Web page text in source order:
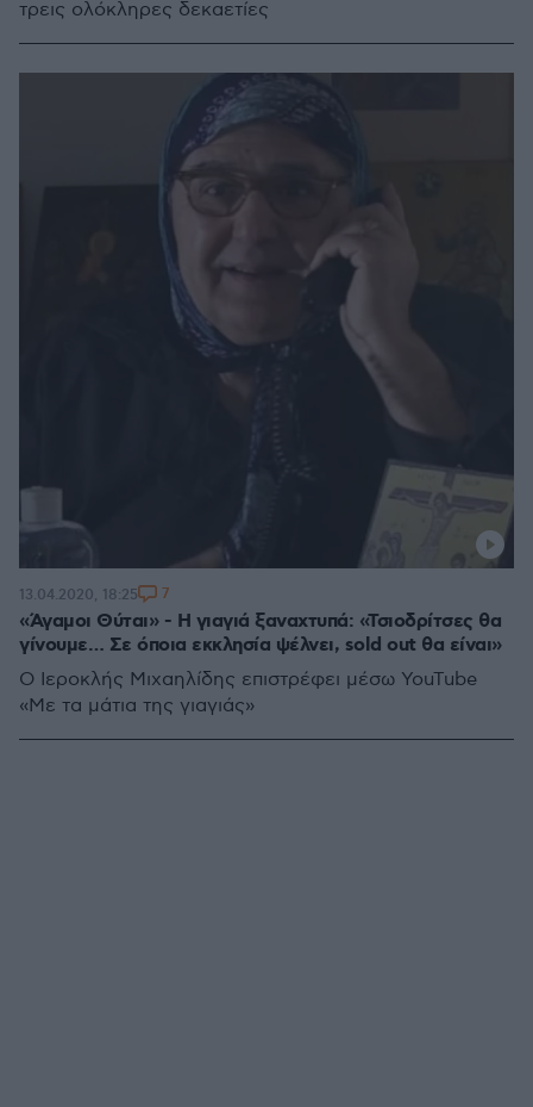
τρεις ολόκληρες δεκαετίες
«Άγαμοι Θύται» - Η γιαγιά ξαναχτυπά: «Τσιοδρίτσες θα
γίνουμε… Σε όποια εκκλησία ψέλνει, sold out θα είναι»
Ο Ιεροκλής Μιχαηλίδης επιστρέφει μέσω YouTube
«Με τα μάτια της γιαγιάς»
13.04.2020, 18:25 7